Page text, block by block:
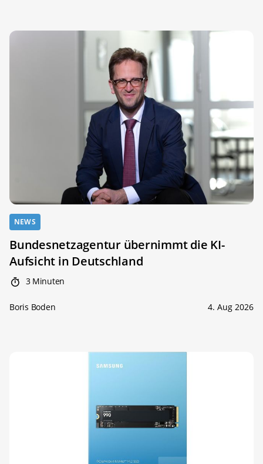
NEWS
Bundesnetzagentur übernimmt die KI-
Aufsicht in Deutschland
3 Minuten
Boris Boden 4. Aug 2026